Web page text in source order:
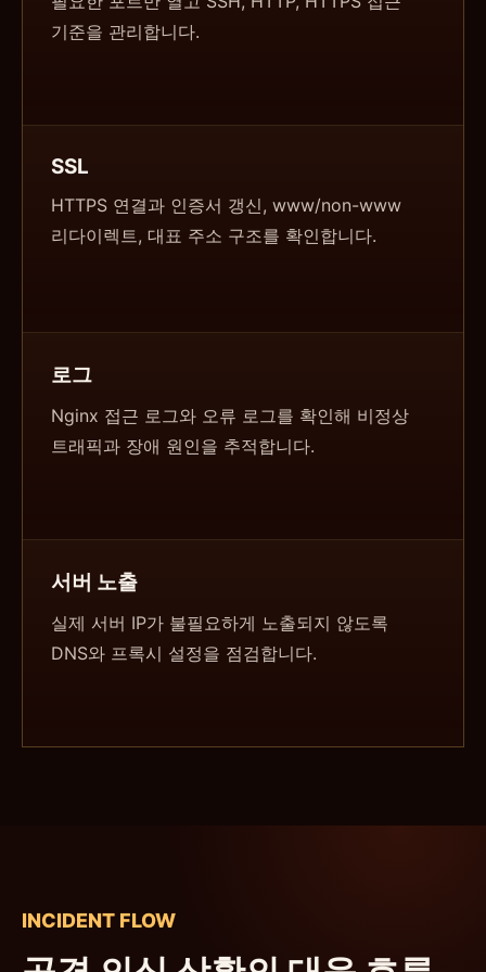
기준을 관리합니다.
SSL
HTTPS 연결과 인증서 갱신, www/non-www
리다이렉트, 대표 주소 구조를 확인합니다.
로그
Nginx 접근 로그와 오류 로그를 확인해 비정상
트래픽과 장애 원인을 추적합니다.
서버 노출
실제 서버 IP가 불필요하게 노출되지 않도록
DNS와 프록시 설정을 점검합니다.
INCIDENT FLOW